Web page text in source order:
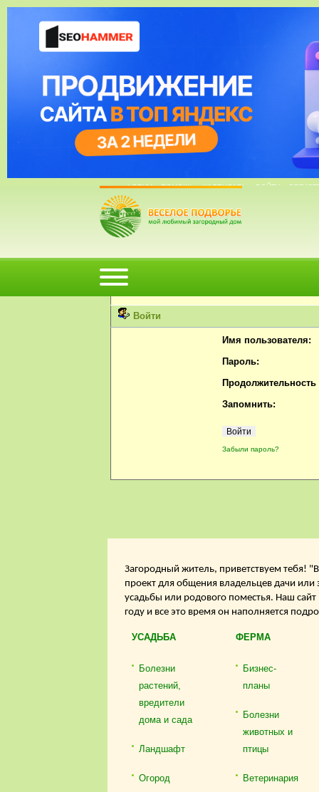
ФОРУМ ПОМОЩЬ КАЛЕНДАРЬ ВОЙТИ
Внимание!
Вы не можете просматривать профили
Пожалуйста, войдите или
Войти
Имя пользователя:
Пароль:
Продолжительность
Запомнить:
Забыли пароль?
Загородный житель, приветствуем тебя!
проект для общения владельцев дачи или
усадьбы или родового поместья. Наш
году и все это время он наполняется
УСАДЬБА
Болезни
растений,
вредители
дома и сада
Ландшафт
Огород
ФЕРМА
Бизнес-
планы
Болезни
животных и
птицы
Ветеринария